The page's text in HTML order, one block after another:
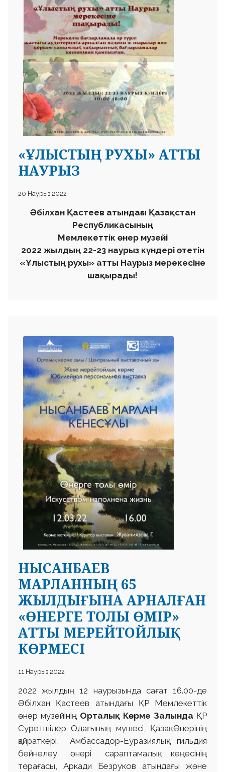
«ҰЛЫСТЫҢ РУХЫ» АТТЫ
НАУРЫЗ
20 Наурыз 2022
Әбілхан Қастеев атындағы Қазақстан
Республикасының
Мемлекеттік өнер музейі
2022 жылдың 22-23 наурыз күндері өтетін
«Ұлыстың рухы» атты Наурыз мерекесіне
шақырады!
НЫСАНБАЕВ
МАРЛАННЫҢ 65
ЖЫЛДЫҒЫНА АРНАЛҒАН
«ӨНЕРГЕ ТОЛЫ ӨМІР»
АТТЫ МЕРЕЙТОЙЛЫҚ
КӨРМЕСІ
11 Наурыз 2022
2022 жылдың 12 наурызында сағат 16.00-де
Әбілхан Қастеев атындағы ҚР Мемлекеттік
өнер музейінің Орталық Көрме Залында ҚР
Суретшілер Одағының мүшесі, Қазақ Өнерінің
қайраткері, Амбассадор-Еуразиялық гильдия
бейнелеу өнері сараптамалық кеңесінің
төрағасы, Аркади Безруков атындағы және